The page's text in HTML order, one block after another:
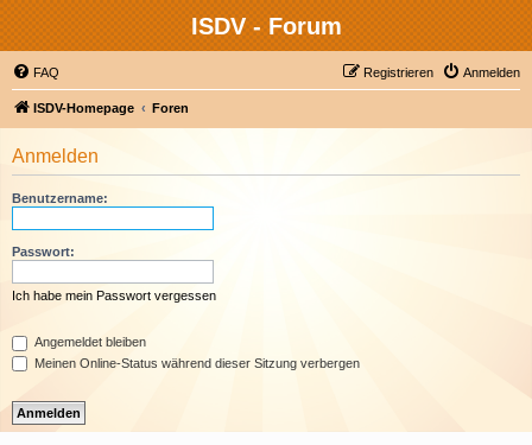
ISDV - Forum
FAQ Anmelden
Registrieren
ISDV-Homepage Foren
Anmelden
Benutzername:
Passwort:
Ich habe mein Passwort vergessen
Angemeldet bleiben
Meinen Online-Status während dieser Sitzung verbergen